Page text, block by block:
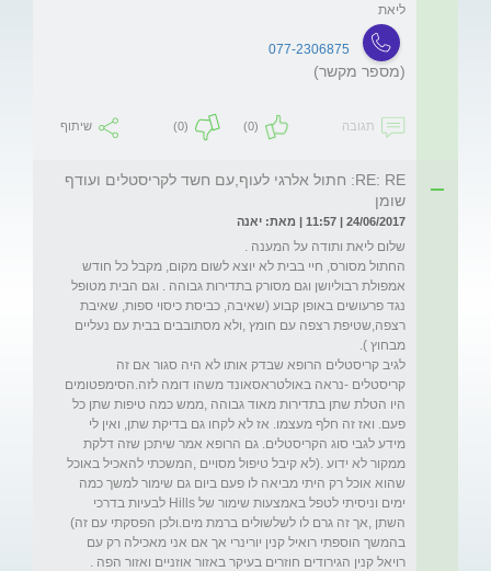
ליאת
077-2306875
(מספר מקשר)
תגובה (0)
(0) שיתוף
RE: RE: חתול אלרגי לעוף,עם חשד לקריסטלים ועודף
שומן
24/06/2017 | 11:57 | מאת: יאנה
החתול מסורס, חיי בבית לא יוצא לשום מקום, מקבל כל חודש
אמפולת רבוליושן וגם מסורק בתדירות גבוהה . וגם הבית מטופל
נגד פרעושים באופן קבוע (שאיבה, כביסת כיסוי ספות, שאיבת
רצפה,שטיפת רצפה עם חומץ ,ולא מסתובבים בבית עם נעליים
לגיב קריסטלים הרופא שבדק אותו לא היה סגור אם זה
קריסטלים -נראה באולטראסאונד משהו דומה לזה.הסימפטומים
היו הטלת שתן בתדירות מאוד גבוהה ,ממש כמה טיפות שתן כל
פעם. ואז זה חלף מעצמו. אז לא לקחו גם בדיקת שתן, ואין לי
מידע לגבי סוג הקריסטלים. גם הרופא אמר שיתכן שזה דלקת
ממקור לא ידוע .(לא קיבל טיפול מסויים ,המשכתי להאכיל באוכל
שהוא אוכל רק היתי מביאה לו פעם ביום גם שימור למשך כמה
ימים וניסיתי לטפל באמצעות שימור של Hills לבעיות בדרכי
השתן ,אך זה גרם לו לשלשולים ברמת מים.ולכן הפסקתי עם זה)
בהמשך הוספתי רואיל קנין יורינרי אך אם אני מאכילה רק עם
רויאל קנין הגירודים חוזרים בעיקר באזור אוזניים ואזור הפה .